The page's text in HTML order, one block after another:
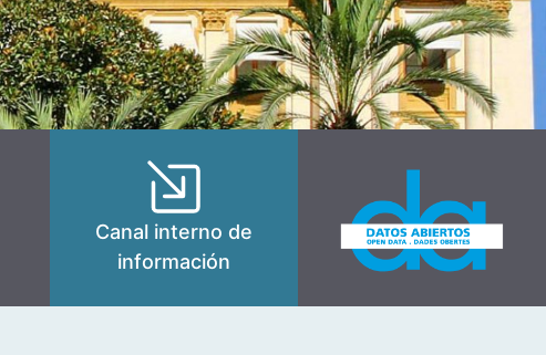
Canal interno de
información